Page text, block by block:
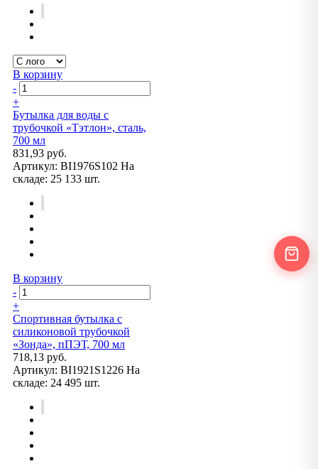
В корзину
-
+
Бутылка для воды с
трубочкой «Тэтлон», сталь,
700 мл
831,93 руб.
Артикул: BI1976S102 На
складе: 25 133 шт.
В корзину
-
+
Спортивная бутылка с
силиконовой трубочкой
«Зонда», пПЭТ, 700 мл
718,13 руб.
Артикул: BI1921S1226 На
складе: 24 495 шт.